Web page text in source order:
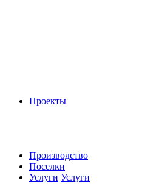
Проекты
Производство
Поселки
Услуги Услуги